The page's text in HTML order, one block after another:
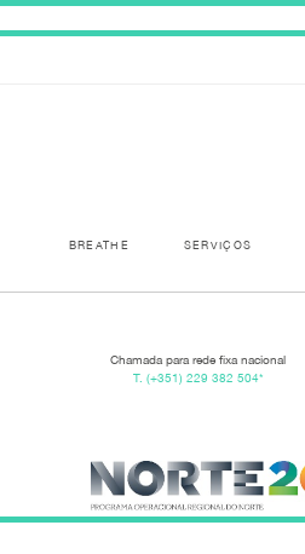
BREATHE SERVIÇOS
Chamada para rede fixa nacional
T. (+351) 229 382 504*